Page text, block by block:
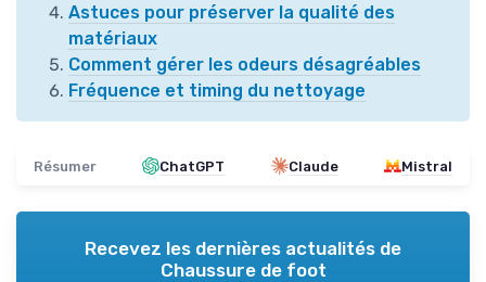
Astuces pour préserver la qualité des
matériaux
Comment gérer les odeurs désagréables
Fréquence et timing du nettoyage
Résumer ChatGPT Claude Mistral
Recevez les dernières actualités de
Chaussure de foot